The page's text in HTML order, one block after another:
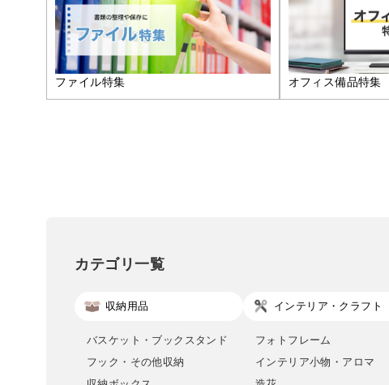
ファイル特集 オフィス備品特集
カテゴリ一覧
収納用品
バスケット・ブックスタンド
フック・その他収納
インテリア・クラフト
フォトフレーム
インテリア小物・アロマ